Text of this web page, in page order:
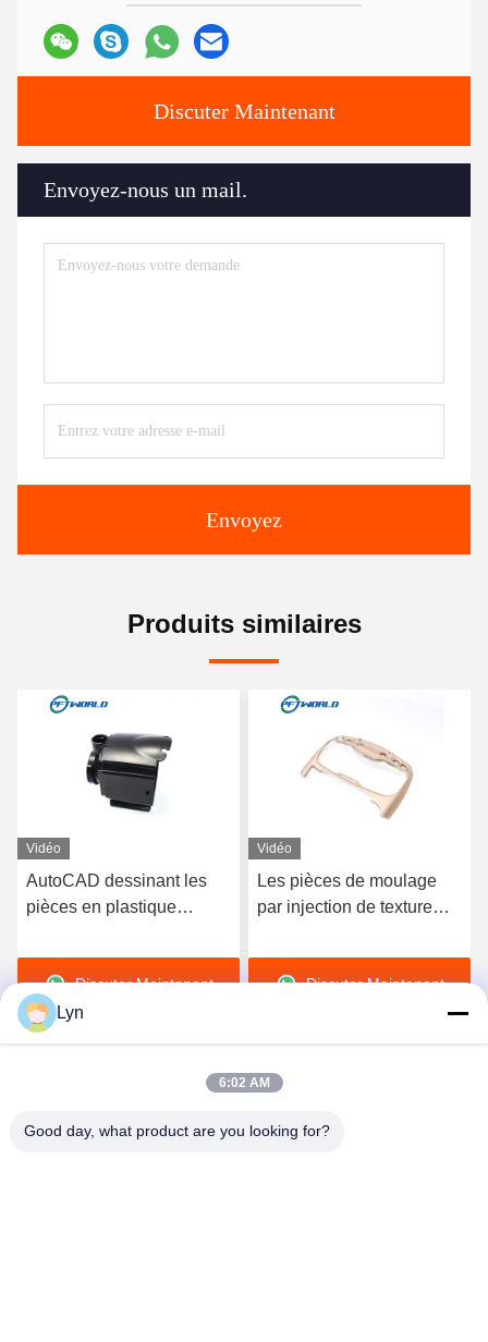
Discuter Maintenant
Envoyez-nous un mail.
Envoyez
Produits similaires
Vidéo
Les pièces de moulage
par injection de texture
matériaux en plastique de
PA de ppDiscuter Maintenant
Vidéo
Moulage par injection en
plastique médical en
polonais de cavité
Discuter Maintenant
Shenzhen Perfect Precision Product Co., Ltd.
Lyn
6:02 AM
Good day, what product are you looking for?